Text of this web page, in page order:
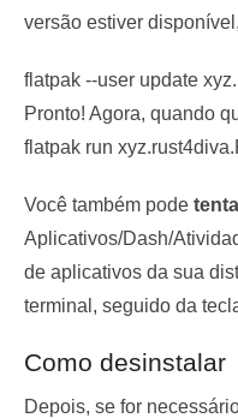
versão estiver
flatpak --user update
Pronto! Agora, quando
flatpak run
Você também pode
Aplicativos/Dash/
de aplicativos da sua
terminal, seguido da
Como desinstalar
Depois, se for